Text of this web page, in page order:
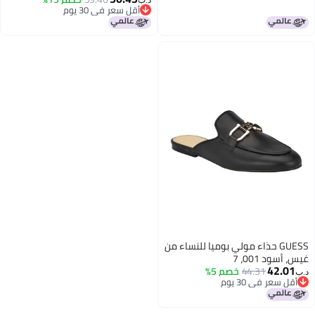
أقل سعر في 30 يوم
أقل سعر في 30 يوم
GUESS حذاء مولي بوميا للنساء من
غيس، أسود 001، 7
د.ب‏42.01
44.31خصم 5%
أقل سعر في 30 يوم
أقل سعر في 30 يوم